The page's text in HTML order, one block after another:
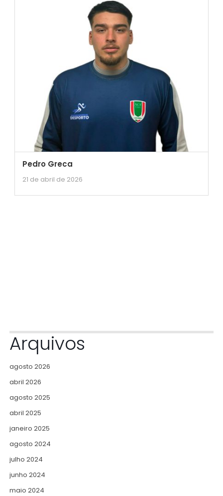
Pedro Greca
21 de abril de 2026
Arquivos
agosto 2026
abril 2026
agosto 2025
abril 2025
janeiro 2025
agosto 2024
julho 2024
junho 2024
maio 2024